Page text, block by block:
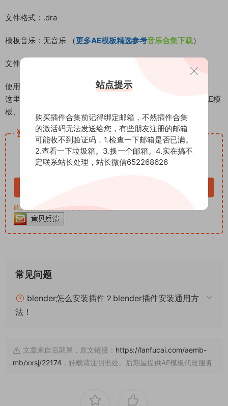
文件格式：.dra
模板音乐：无音乐 （更多AE模板精选参考音乐合集下载）
文件大小：198M
使用帮助：视频教程
这里是后期屋资源站，欢迎您来后期屋下载影视后期资源（AE模
板、PR模板、音视频频素材各种插件等）
资源下载
下载价格 15积分
VIP免费
此资源购买后30天内可下载。客服QQ：652268626
常见问题
blender怎么安装插件？blender插件安装通用方
法！
文章来自后期屋，原文链接： https://lanfucai.com/aemb-
mb/xxsj/22174 ，转载请注明出处。后期屋提供AE模板代改服务
站点提示
购买插件合集前记得绑定邮箱，不然插件合集
的激活码无法发送给您，有些朋友注册的邮箱
可能收不到验证码，1.检查一下邮箱是否已满。
2.查看一下垃圾箱。3.换一个邮箱。4.实在搞不
定联系站长处理，站长微信652268626